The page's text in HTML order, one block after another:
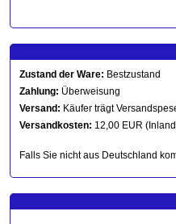
Zustand der Ware: Bestzustand
Zahlung: Überweisung
Versand: Käufer trägt
Versandkosten: 12,00 EUR
Falls Sie nicht aus Deutschland